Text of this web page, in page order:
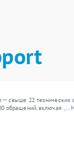
свыше 22 технических
обращений, включая , ,